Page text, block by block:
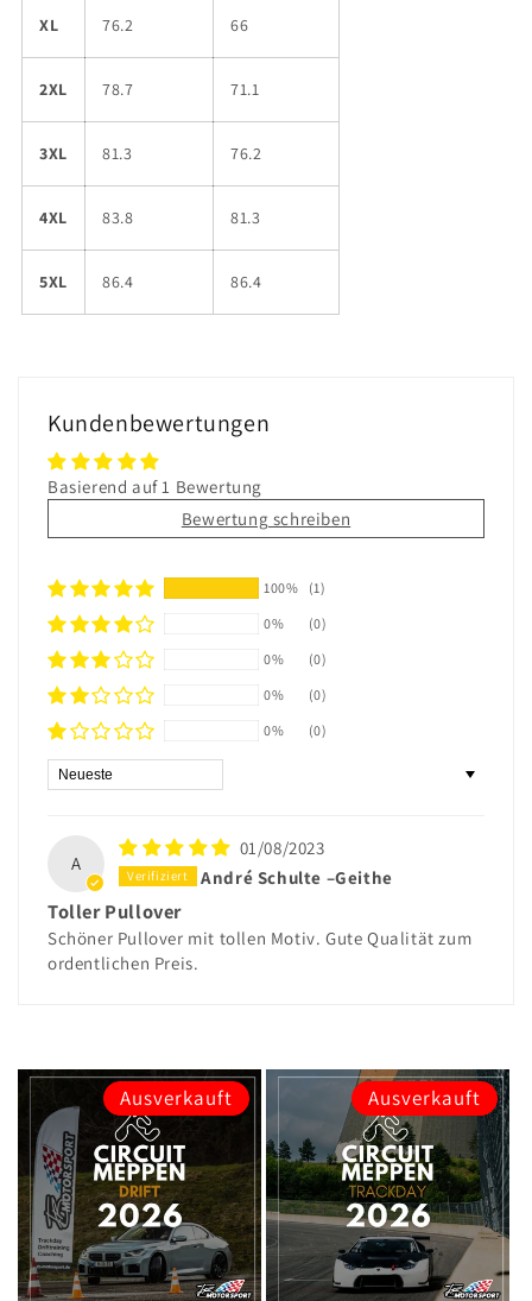
XL 76.2 66
2XL 78.7 71.1
3XL 81.3 76.2
4XL 83.8 81.3
5XL 86.4 86.4
Kundenbewertungen
Basierend auf 1 Bewertung
Bewertung schreiben
100%
(1)
0%
(0)
0%
(0)
0%
(0)
0%
(0)
Sort by
A
01/08/2023
André Schulte –Geithe
Toller Pullover
Schöner Pullover mit tollen Motiv. Gute Qualität zum
ordentlichen Preis.
Ausverkauft Ausverkauft